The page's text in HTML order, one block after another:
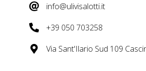
info@ulivisalotti.it
+39 050 703258
Via Sant'Ilario Sud 109